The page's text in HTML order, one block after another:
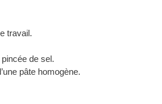
travail.
de sel.
pâte homogène.